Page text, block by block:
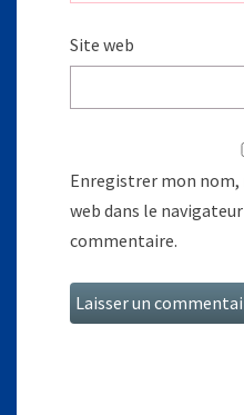
Site web
Enregistrer mon
web dans le
commentaire.